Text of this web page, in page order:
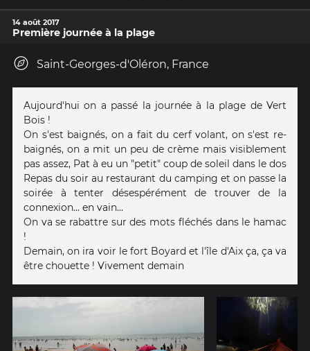
14 août 2017
Première journée à la plage
Saint-Georges-d'Oléron, France
Aujourd'hui on a passé la journée à la plage de Vert
Bois !
On s'est baignés, on a fait du cerf volant, on s'est re-
baignés, on a mit un peu de crème mais visiblement
pas assez, Pat à eu un "petit" coup de soleil dans le dos
Repas du soir au restaurant du camping et on passe la
soirée à tenter désespérément de trouver de la
connexion... en vain...
On va se rabattre sur des mots fléchés dans le hamac
!
Demain, on ira voir le fort Boyard et l'île d'Aix ça, ça va
être chouette ! Vivement demain